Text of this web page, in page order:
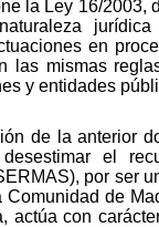
la Ley 16/2003,
en
las mismas
y entidades
de la anterior
el
por ser
Comunidad de
actúa con